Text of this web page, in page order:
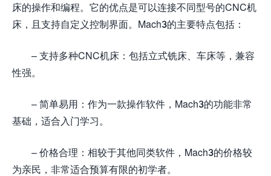
床的操作和编程。它的优点是可以连接不同型号的CNC机
床，且支持自定义控制界面。Mach3的主要特点包括：
– 支持多种CNC机床：包括立式铣床、车床等，兼容
性强。
– 简单易用：作为一款操作软件，Mach3的功能非常
基础，适合入门学习。
– 价格合理：相较于其他同类软件，Mach3的价格较
为亲民，非常适合预算有限的初学者。